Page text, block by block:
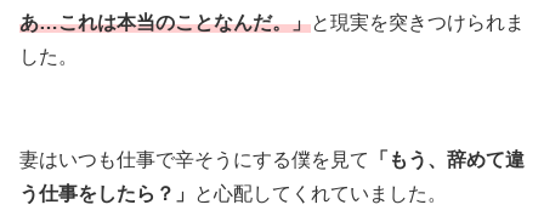
あ…これは本当のことなんだ。」と現実を突きつけられま
した。
妻はいつも仕事で辛そうにする僕を見て
「もう、辞めて違
う仕事をしたら？」
と心配してくれていました。